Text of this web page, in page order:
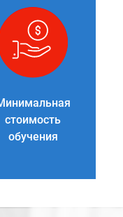
стоимость
обучения